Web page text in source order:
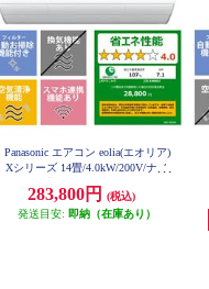
Panasonic エアコン eolia(エオリア)
Xシリーズ 14畳/4.0kW/200V/ナノ
付/W/2026年度 CS-X406D2-ESET
283,800円
(税込)
発送目安: 即納（在庫あり）